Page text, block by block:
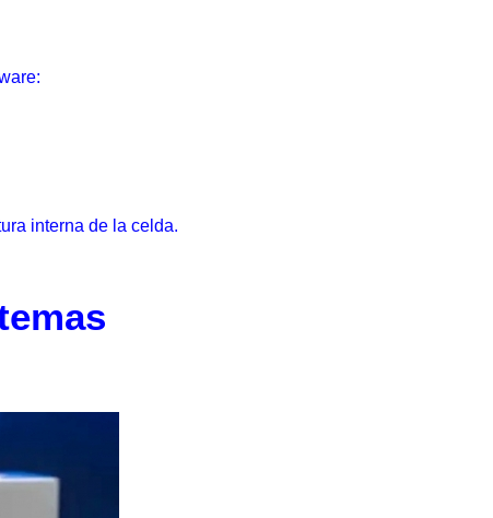
interna de la celda.